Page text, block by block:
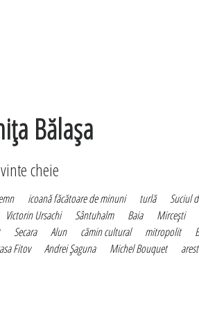
Bălaşa
cheie
icoană făcătoare de minuni turlă Suciul
Victorin Ursachi Sântuhalm Baia Mirceşti
Secara Alun cămin cultural mitropolit
Fitov Andrei Şaguna Michel Bouquet arest